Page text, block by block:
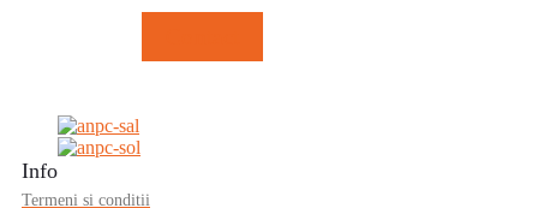
Info
Termeni si conditii